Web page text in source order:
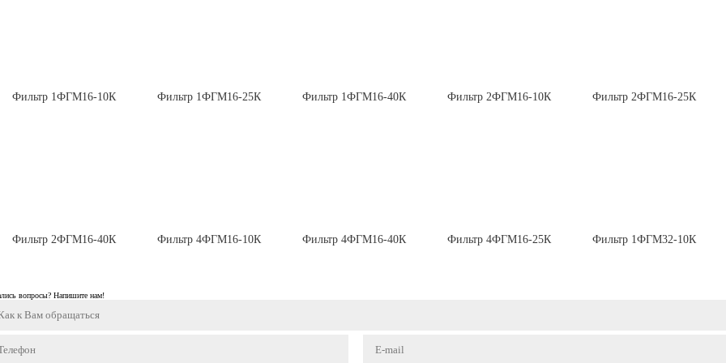
Фильтр 1ФГМ16-10К Фильтр 1ФГМ16-25К Фильтр 1ФГМ16-40К Фильтр 2ФГМ16-10К Фильтр 2ФГМ16-25К
Фильтр 2ФГМ16-40К Фильтр 4ФГМ16-10К Фильтр 4ФГМ16-40К Фильтр 4ФГМ16-25К Фильтр 1ФГМ32-10К
вопросы? Напишите нам!